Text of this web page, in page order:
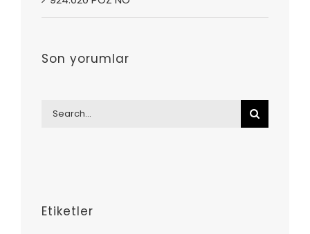
Son yorumlar
Search
Etiketler